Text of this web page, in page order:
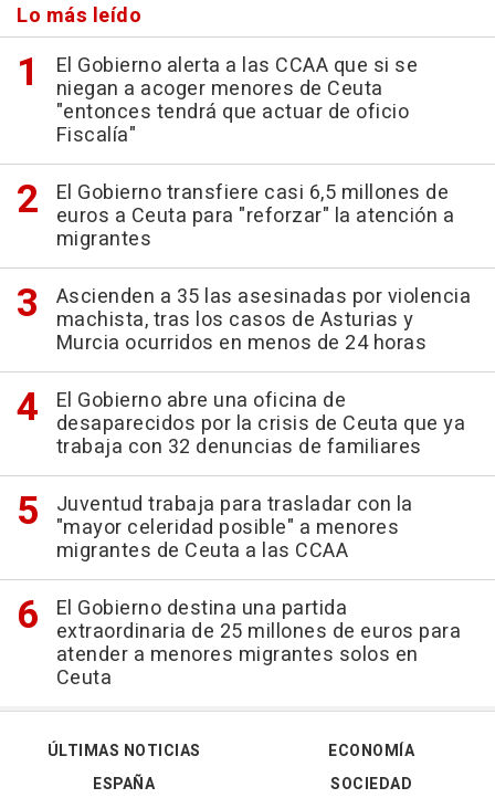
Lo más leído
El Gobierno alerta a las CCAA que si se
niegan a acoger menores de Ceuta
"entonces tendrá que actuar de oficio
Fiscalía"
El Gobierno transfiere casi 6,5 millones de
euros a Ceuta para "reforzar" la atención a
migrantes
Ascienden a 35 las asesinadas por violencia
machista, tras los casos de Asturias y
Murcia ocurridos en menos de 24 horas
El Gobierno abre una oficina de
desaparecidos por la crisis de Ceuta que ya
trabaja con 32 denuncias de familiares
Juventud trabaja para trasladar con la
"mayor celeridad posible" a menores
migrantes de Ceuta a las CCAA
El Gobierno destina una partida
extraordinaria de 25 millones de euros para
atender a menores migrantes solos en
Ceuta
ÚLTIMAS NOTICIAS
ESPAÑA
ECONOMÍA
SOCIEDAD